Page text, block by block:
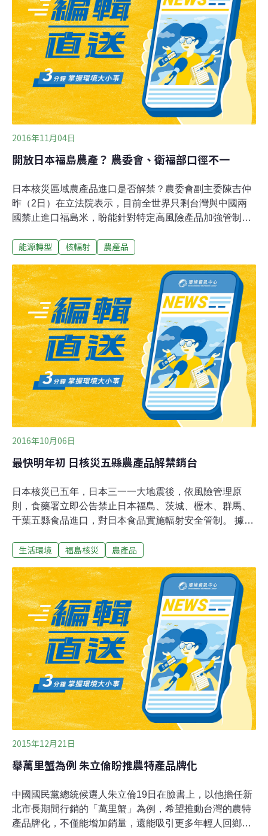
濟發展帶來機遇。
2016年11月04日
開放日本福島農產？ 農委會、衛福部口徑不一
日本核災區域農產品進口是否解禁？農委會副主委陳吉仲
昨（2日）在立法院表示，目前全世界只剩台灣與中國兩
國禁止進口福島米，盼能針對特定高風險產品加強管制，
時則斬釘截鐵地說：「絕不拿國人健康當談判籌碼。」近
代力量立委徐永明昨在立法院經濟委員會詢問是否要解禁
銷台？除核災區域外，其他地區是否也有鬆綁？陳吉仲答
詢表示，對所有日本食品檢驗絕對會公開透明，世界各國
對日本農產品採取措施，是針對高風險產品進行管制，我
國是對福島等五縣農產品全數管制，對其他各縣農產品則
採產地證明與輻射安全證明的雙證制度。陳吉仲表示，目
前只剩兩個國家禁止福島農稻米，就是我國與中國，但他
認為這應回歸理性及食品安全角度來談，如野生動植物較
易有輻射，這部分就全都不應進口。陳吉仲說，開放進口
與否，農委會仍在進行風險溝通及意見彙整中，台灣應該
能源轉型 核輻射 農產品
2016年10月06日
最快明年初 日核災五縣農產品解禁銷台
日本核災已五年，日本三一一大地震後，依風險管理原
則，食藥署立即公告禁止日本福島、茨城、櫪木、群馬、
千葉五縣食品進口，對日本食品實施輻射安全管制。 據了
農產品解禁銷往台灣一事有初步默契。宣布的時間點可能
等五縣農產品解禁，我國也將有若干水果可望增列為外銷
日本的項目。 衛福部食藥署長姜郁美指出：「目前沒有開
放時間表。」但日方要求殷切，不斷希望我開放進口，食
藥署持續規畫開放後的管理措施，除了需附產地與輻射量
合格的雙證明，一旦開放，初步將優先開放養殖農產品。
姜郁美解釋，核災區有原子塵掉落土壤的風險，野生竹
筍、茶葉等農產品，輻射風險高於室內栽種及養殖的農產
品，一旦開放，可能先以養殖農產品為主。 但姜郁美也強
調，這些都還沒有定案，依行政程序，食藥署接獲高層指
示後，必須再度評估日本核災五縣食品的安全
生活環境 福島核災 農產品
2015年12月21日
舉萬里蟹為例 朱立倫盼推農特產品牌化
中國國民黨總統候選人朱立倫19日在臉書上，以他擔任新
北市長期間行銷的「萬里蟹」為例，希望推動台灣的農特
產品牌化，不僅能增加銷量，還能吸引更多年輕人回鄉務